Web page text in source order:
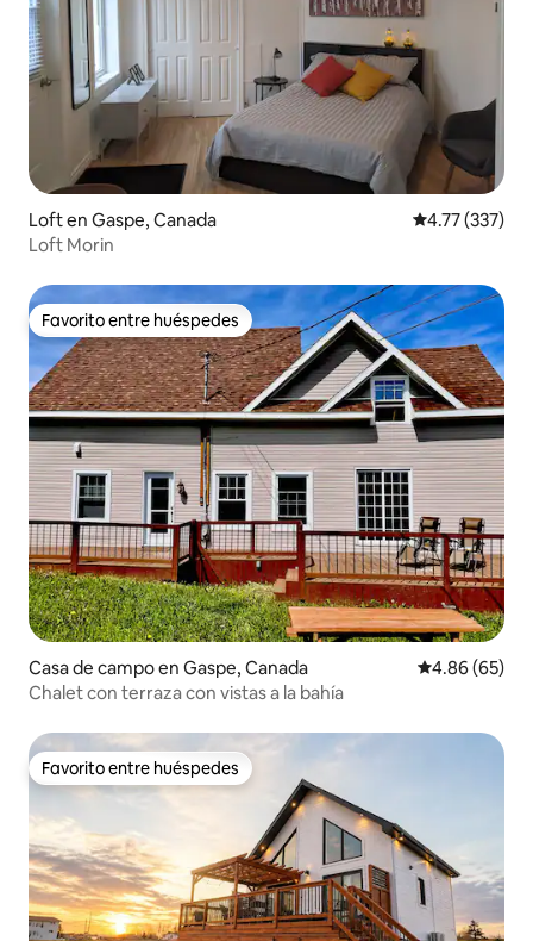
Loft en Gaspe, Canada Calificación
4.77 (337)
Loft Morin
Favorito entre huéspedes
Favorito entre huéspedes
Casa de campo en Gaspe, Canada Calificación
4.86 (65)
Chalet con terraza con vistas a la bahía
Favorito entre huéspedes
Favorito entre huéspedes